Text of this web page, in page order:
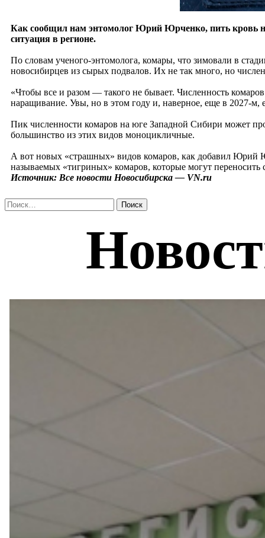
Как сообщил нам энтомолог Юрий Юрченко, пить кровь
ситуация в регионе.
По словам ученого-энтомолога, комары, что зимовали в
новосибирцев из сырых подвалов. Их не так много, но
«Чтобы все и разом — такого не бывает. Численность
наращивание. Увы, но в этом году и, наверное, еще в 2027-
Пик численности комаров на юге Западной Сибири может
большинство из этих видов моноцикличные.
А вот новых «страшных» видов комаров, как добавил Юрий
называемых «тигриных» комаров, которые могут переносить
Источник: Все новости Новосибирска — VN.ru
Найти: